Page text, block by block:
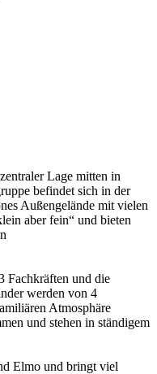
Lage mitten in
befindet sich in der
Außengelände mit vielen
aber fein“ und bieten
Fachkräften und die
werden von 4
Atmosphäre
und stehen in ständigem
Elmo und bringt viel